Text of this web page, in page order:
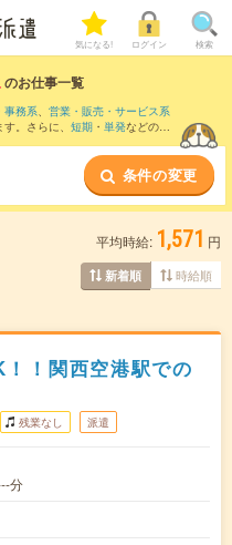
気になる! ログイン 検索
のお仕事一覧
事務系、 営業・販売・サービス系
。さらに、 短期 ・ 単発などの期
条件の変更
平均時給: 1,571 円
新着順 時給順
！関西空港駅での
残業なし 派遣
分